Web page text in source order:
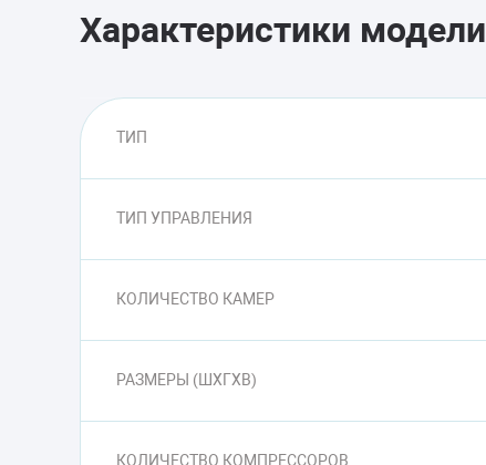
Характеристики модели
ТИП
ТИП УПРАВЛЕНИЯ
КОЛИЧЕСТВО КАМЕР
РАЗМЕРЫ (ШXГXВ)
КОЛИЧЕСТВО КОМПРЕССОРОВ